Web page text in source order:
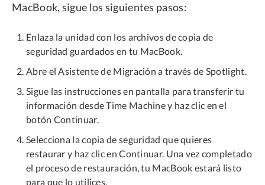
MacBook, sigue los siguientes pasos:
Enlaza la unidad con los archivos de copia de
seguridad guardados en tu MacBook.
Abre el Asistente de Migración a través de Spotlight.
Sigue las instrucciones en pantalla para transferir tu
información desde Time Machine y haz clic en el
botón Continuar.
Selecciona la copia de seguridad que quieres
restaurar y haz clic en Continuar. Una vez completado
el proceso de restauración, tu MacBook estará listo
para que lo utilices.